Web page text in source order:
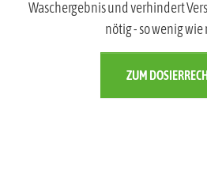
Waschergebnis und verhindert
nötig - so wenig
ZUM